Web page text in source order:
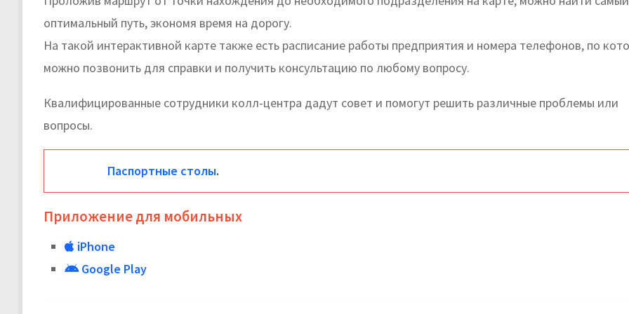
оптимальный путь, экономя время на дорогу.
На такой интерактивной карте также есть расписание работы предприятия и номера телефонов, по
можно позвонить для справки и получить консультацию по любому вопросу.
Квалифицированные сотрудники колл-центра дадут совет и помогут решить различные проблемы или
вопросы.
Паспортные столы.
Приложение для мобильных
iPhone
Google Play